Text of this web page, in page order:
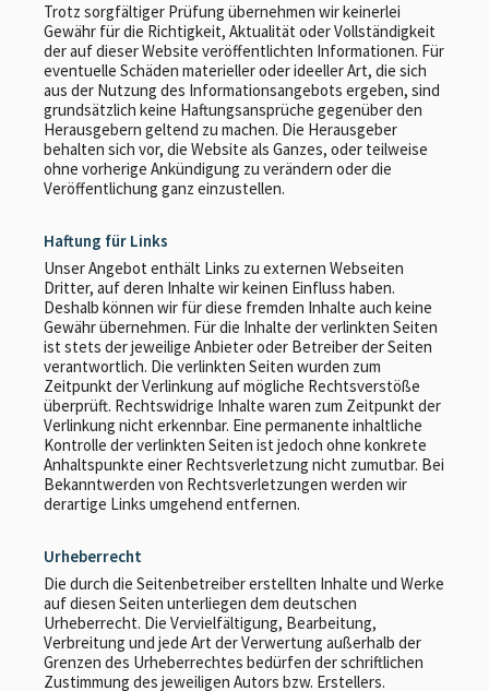
Trotz sorgfältiger Prüfung übernehmen wir keinerlei
Gewähr für die Richtigkeit, Aktualität oder Vollständigkeit
der auf dieser Website veröffentlichten Informationen. Für
eventuelle Schäden materieller oder ideeller Art, die sich
aus der Nutzung des Informationsangebots ergeben, sind
grundsätzlich keine Haftungsansprüche gegenüber den
Herausgebern geltend zu machen. Die Herausgeber
behalten sich vor, die Website als Ganzes, oder teilweise
ohne vorherige Ankündigung zu verändern oder die
Veröffentlichung ganz einzustellen.
Haftung für Links
Unser Angebot enthält Links zu externen Webseiten
Dritter, auf deren Inhalte wir keinen Einfluss haben.
Deshalb können wir für diese fremden Inhalte auch keine
Gewähr übernehmen. Für die Inhalte der verlinkten Seiten
ist stets der jeweilige Anbieter oder Betreiber der Seiten
verantwortlich. Die verlinkten Seiten wurden zum
Zeitpunkt der Verlinkung auf mögliche Rechtsverstöße
überprüft. Rechtswidrige Inhalte waren zum Zeitpunkt der
Verlinkung nicht erkennbar. Eine permanente inhaltliche
Kontrolle der verlinkten Seiten ist jedoch ohne konkrete
Anhaltspunkte einer Rechtsverletzung nicht zumutbar. Bei
Bekanntwerden von Rechtsverletzungen werden wir
derartige Links umgehend entfernen.
Urheberrecht
Die durch die Seitenbetreiber erstellten Inhalte und Werke
auf diesen Seiten unterliegen dem deutschen
Urheberrecht. Die Vervielfältigung, Bearbeitung,
Verbreitung und jede Art der Verwertung außerhalb der
Grenzen des Urheberrechtes bedürfen der schriftlichen
Zustimmung des jeweiligen Autors bzw. Erstellers.